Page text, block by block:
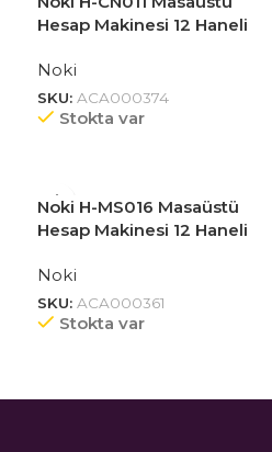
Hesap Makinesi 12 Haneli
Noki
SKU: ACA000374
Stokta var
Noki H-MS016 Masaüstü
Hesap Makinesi 12 Haneli
Noki
SKU: ACA000361
Stokta var